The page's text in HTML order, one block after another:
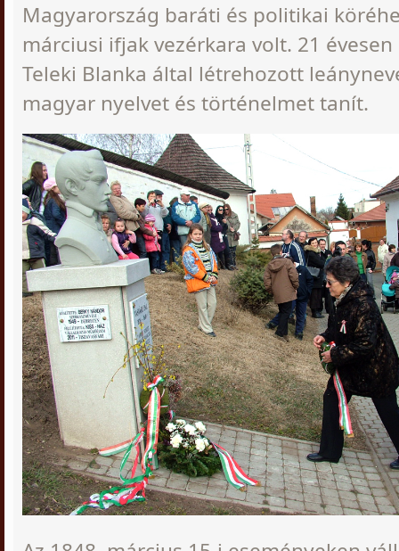
Magyarország baráti és politikai
márciusi ifjak vezérkara volt. 21
Teleki Blanka által létrehozott
magyar nyelvet és történelmet tanít.